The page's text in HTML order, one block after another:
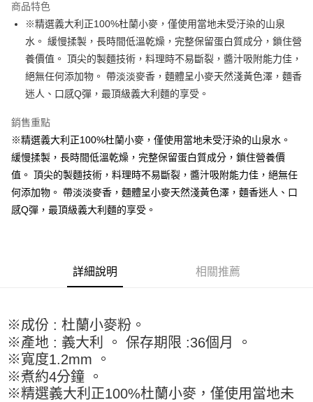
Apple Pay
街口支付
悠遊付
全盈+PAY
AFTEE先享後付
相關說明
【關於「AFTEE先享後付」】
AFTEE先享後付是「在收到商品之後才付款」的支付方式。 讓您購物簡單
便利好安心！
１．簡單：不需註冊會員、不需綁卡、不需儲值。
２．便利：只要手機號碼，簡訊認證，即可結帳。
結帳頁面，進行簡訊認證並確認金額後，即可完成結帳。
※ 請注意：結帳手續完成當下不需立刻繳費，但若您需要取消訂單，請聯絡
購買商品的店家。未經商家同意取消之訂單仍視為有效，需透過AFTEE先享
後付繳納相關費用。
※ 交易是否成功請以「AFTEE先享後付 」之結帳頁面顯示為準，若有關於
是否繳費成功／繳費後需取消欲退款等相關疑問，請聯繫「AFTEE先享後付
客戶支援中心」https://netprotections.freshdesk.com/support/home
運送方式
付款後全家取貨-重量限制含紙箱10kg，請控制商品重量在9~
每筆NT$90，滿NT$990(含以上)免運費
7-11取貨付款-重量限制含紙箱10kg，請控制商品重量在9~9.5
kg
每筆NT$90，滿NT$990(含以上)免運費
商品特色
※精選義大利正100%杜蘭小麥，僅使用當地未受汙染的山泉
水。 緩慢揉製，長時間低溫乾燥，完整保留蛋白質成分，鎖住營
養價值。 頂尖的製麵技術，料理時不易斷裂，醬汁吸附能力佳，
絕無任何添加物。 帶淡淡麥香，麵體呈小麥天然淺黃色澤，麵香
迷人、口感Q彈，最頂級義大利麵的享受。
銷售重點
※精選義大利正100%杜蘭小麥，僅使用當地未受汙染的山泉水。
緩慢揉製，長時間低溫乾燥，完整保留蛋白質成分，鎖住營養價
值。 頂尖的製麵技術，料理時不易斷裂，醬汁吸附能力佳，絕無任
何添加物。 帶淡淡麥香，麵體呈小麥天然淺黃色澤，麵香迷人、口
感Q彈，最頂級義大利麵的享受。
詳細說明 相關推薦
※成份 : 杜蘭小麥粉。
※產地 : 義大利 。 保存期限 :36個月 。
※寬度1.2mm 。
※煮約4分鐘 。
※精選義大利正100%杜蘭小麥，僅使用當地未